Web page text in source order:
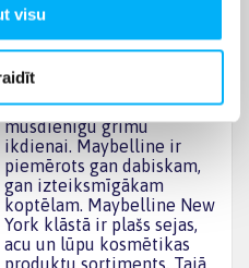
visu
iedvesmu smeļas no
modes un dinamiskā
dzīves ritma, piedāvājot
kosmētiku, kas ļauj viegli
izveidot koptu un
mūsdienīgu grimu
ikdienai. Maybelline ir
piemērots gan dabiskam,
gan izteiksmīgākam
koptēlam. Maybelline New
York klāstā ir plašs sejas,
acu un lūpu kosmētikas
produktu sortiments. Tajā